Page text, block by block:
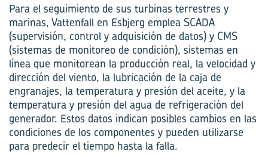
Para el seguimiento de sus turbinas terrestres y
marinas, Vattenfall en Esbjerg emplea SCADA
(supervisión, control y adquisición de datos) y CMS
(sistemas de monitoreo de condición), sistemas en
línea que monitorean la producción real, la velocidad y
dirección del viento, la lubricación de la caja de
engranajes, la temperatura y presión del aceite, y la
temperatura y presión del agua de refrigeración del
generador. Estos datos indican posibles cambios en las
condiciones de los componentes y pueden utilizarse
para predecir el tiempo hasta la falla.